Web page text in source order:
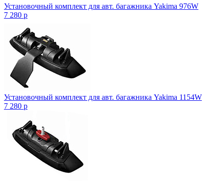
Установочный комплект для авт. багажника Yakima 976W
7 280 p
Установочный комплект для авт. багажника Yakima 1154W
7 280 p